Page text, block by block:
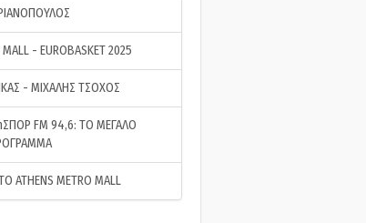
MALL - EUROBASKET 2025
- ΜΙΧΑΛΗΣ ΤΣΟΧΟΣ
FM 94,6: ΤΟ ΜΕΓΑΛΟ
ATHENS METRO MALL